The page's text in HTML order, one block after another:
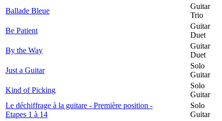
Ballade Bleue
Guitar
Trio
Be Patient
Guitar
Duet
By the Way
Guitar
Duet
Just a Guitar
Solo
Guitar
Kind of Picking
Solo
Guitar
Le déchiffrage à la guitare - Première position -
Etapes 1 à 14
Solo
Guitar